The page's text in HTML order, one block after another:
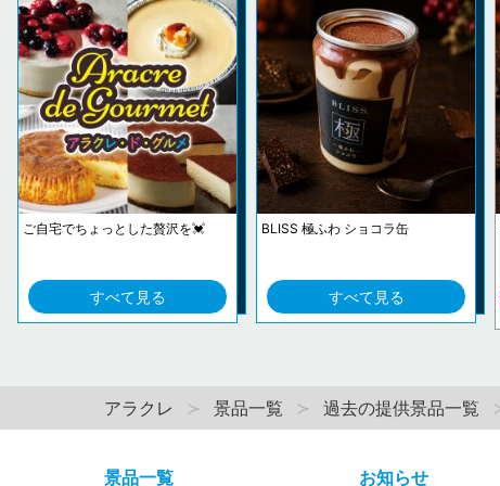
ご自宅でちょっとした贅沢を💓
すべて見る
BLISS 極ふわ ショコラ缶
すべて見る
アラクレ 景品一覧 過去の提供景品一覧
景品一覧 お知らせ